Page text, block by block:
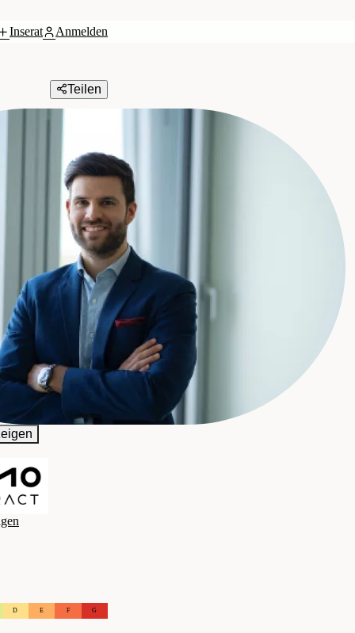
Inserat Anmelden
Teilen
D E F G
Vermittlung GmbH